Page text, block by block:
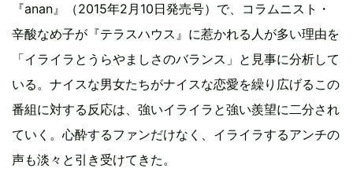
『anan』（2015年2月10日発売号）で、コラムニスト・
辛酸なめ子が『テラスハウス』に惹かれる人が多い理由を
「イライラとうらやましさのバランス」と見事に分析して
いる。ナイスな男女たちがナイスな恋愛を繰り広げるこの
番組に対する反応は、強いイライラと強い羨望に二分され
ていく。心酔するファンだけなく、イライラするアンチの
声も淡々と引き受けてきた。